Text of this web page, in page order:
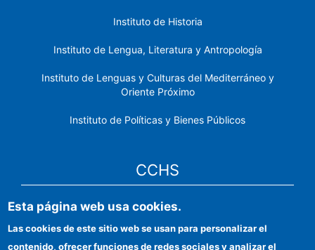
Instituto de Historia
Instituto de Lengua, Literatura y Antropología
Instituto de Lenguas y Culturas del Mediterráneo y
Oriente Próximo
Instituto de Políticas y Bienes Públicos
CCHS
Sede electrónica CSIC
Identidad institucional
Esta página web usa cookies.
Las cookies de este sitio web se usan para personalizar el
contenido, ofrecer funciones de redes sociales y analizar el